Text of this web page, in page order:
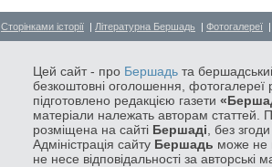
Сторінками історії | Літературна Бершадь | Фотогалереї
Цей сайт - про Бершадь та
безкоштовні оголошення, фотогалереї
підготовлено редакцією газети
матеріали належать авторам статтей.
розміщена на сайті Бершаді , без
Адміністрація сайту Бершадь може не
не несе відповідальності за авторські